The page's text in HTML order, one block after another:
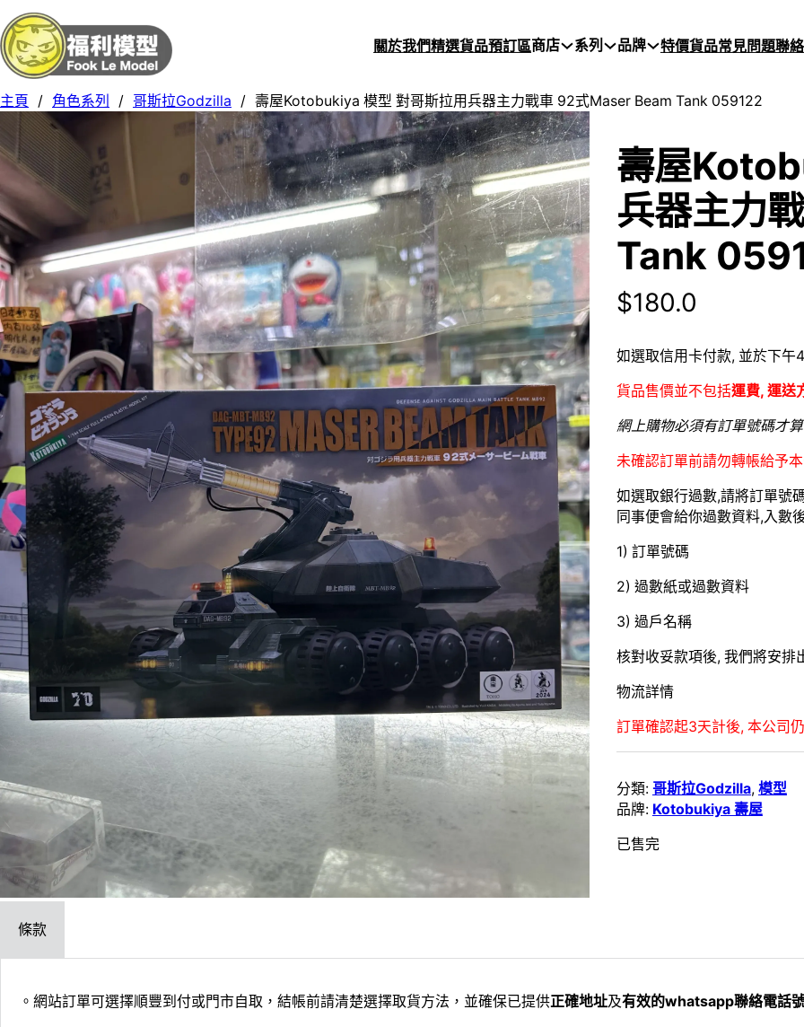
關於我們精選貨品預訂區商店 系列 品牌 特價貨品常見問題聯
主頁 / 角色系列 / 哥斯拉Godzilla / 壽屋Kotobukiya 模型 對哥斯拉用兵器主力戰車 92式Maser Beam Tank 059122
壽屋
兵器主力
Tank
$180.0
如選取信用卡付款, 並於下午
貨品售價並不包括運費, 運送
網上購物必須有訂單號碼才
未確認訂單前請勿轉帳給予
如選取銀行過數,請將訂單號
同事便會給你過數資料,入數
1) 訂單號碼
2) 過數紙或過數資料
3) 過戶名稱
核對收妥款項後, 我們將安排
物流詳情
訂單確認起3天計後, 本公司
分類: 哥斯拉Godzilla, 模型
品牌: Kotobukiya 壽屋
已售完
條款
。網站訂單可選擇順豐到付或門市自取，結帳前請清楚選擇取貨方法，並確保已提供正確地址及有效的whatsapp聯絡電話